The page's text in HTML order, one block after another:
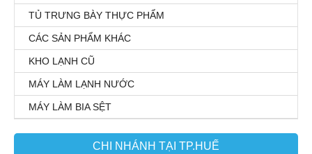
TỦ TRƯNG BÀY THỰC PHẨM
CÁC SẢN PHẨM KHÁC
KHO LẠNH CŨ
MÁY LÀM LẠNH NƯỚC
MÁY LÀM BIA SỆT
CHI NHÁNH TẠI TP.HUẾ